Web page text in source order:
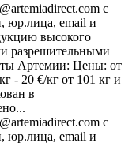
с
юр.лица, email и
высокого
разрешительными
Артемии: Цены: от
- 20 €/кг от 101 кг и
в
с
юр.лица, email и